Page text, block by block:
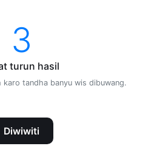
3
turun hasil
karo tandha banyu wis dibuwang.
Diwiwiti